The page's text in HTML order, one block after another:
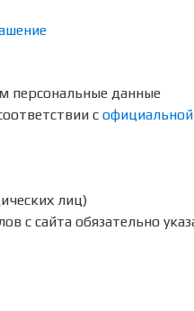
персональные данные
с официальной
с сайта обязательно